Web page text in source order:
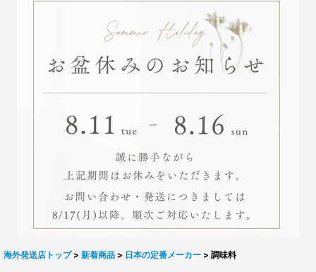
海外発送店トップ > 新着商品 > 日本の定番メーカー > 調味料